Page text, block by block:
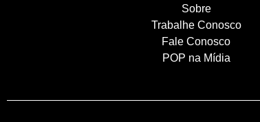
Sobre
Trabalhe Conosco
Fale Conosco
POP na Mídia